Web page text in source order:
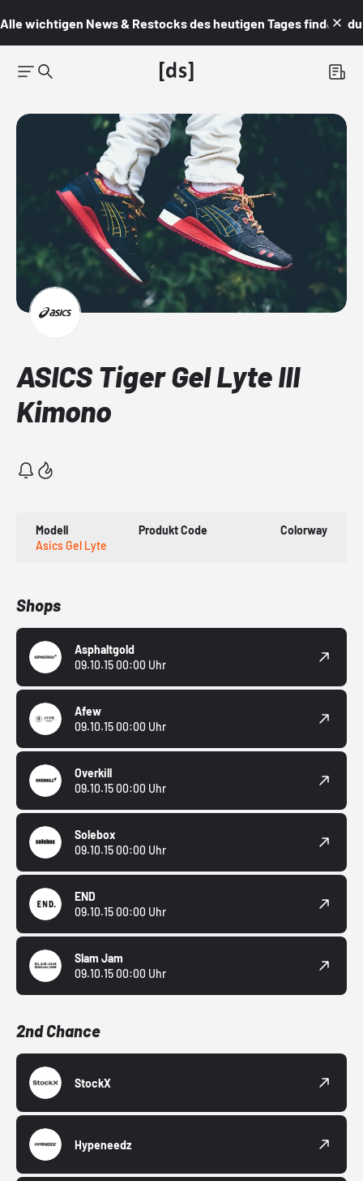
Alle wichtigen News & Restocks des heutigen Tages findest du
ASICS Tiger Gel Lyte III
Kimono
Modell
Asics Gel Lyte
Produkt Code Colorway
Shops
Asphaltgold
09.10.15 00:00 Uhr
Afew
09.10.15 00:00 Uhr
Overkill
09.10.15 00:00 Uhr
Solebox
09.10.15 00:00 Uhr
END
09.10.15 00:00 Uhr
Slam Jam
09.10.15 00:00 Uhr
2nd Chance
StockX
Hypeneedz